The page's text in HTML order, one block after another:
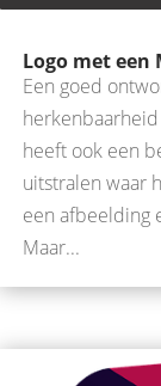
Logo met een
Een goed
heeft ook een
uitstralen waar
een afbeelding
Maar...